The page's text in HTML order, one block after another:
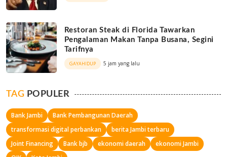
Restoran Steak di Florida Tawarkan
Pengalaman Makan Tanpa Busana, Segini
Tarifnya
GAYAHIDUP 5 jam yang lalu
TAG POPULER
Bank Jambi
Bank Pembangunan Daerah
transformasi digital perbankan
berita Jambi terbaru
Joint Financing
Bank bjb ekonomi daerah
ekonomi Jambi